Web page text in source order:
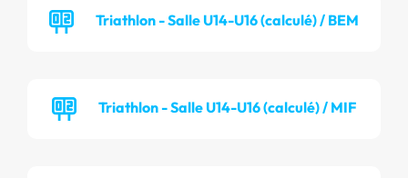
Triathlon - Salle U14-U16 (calculé) / BEM
Triathlon - Salle U14-U16 (calculé) / MIF